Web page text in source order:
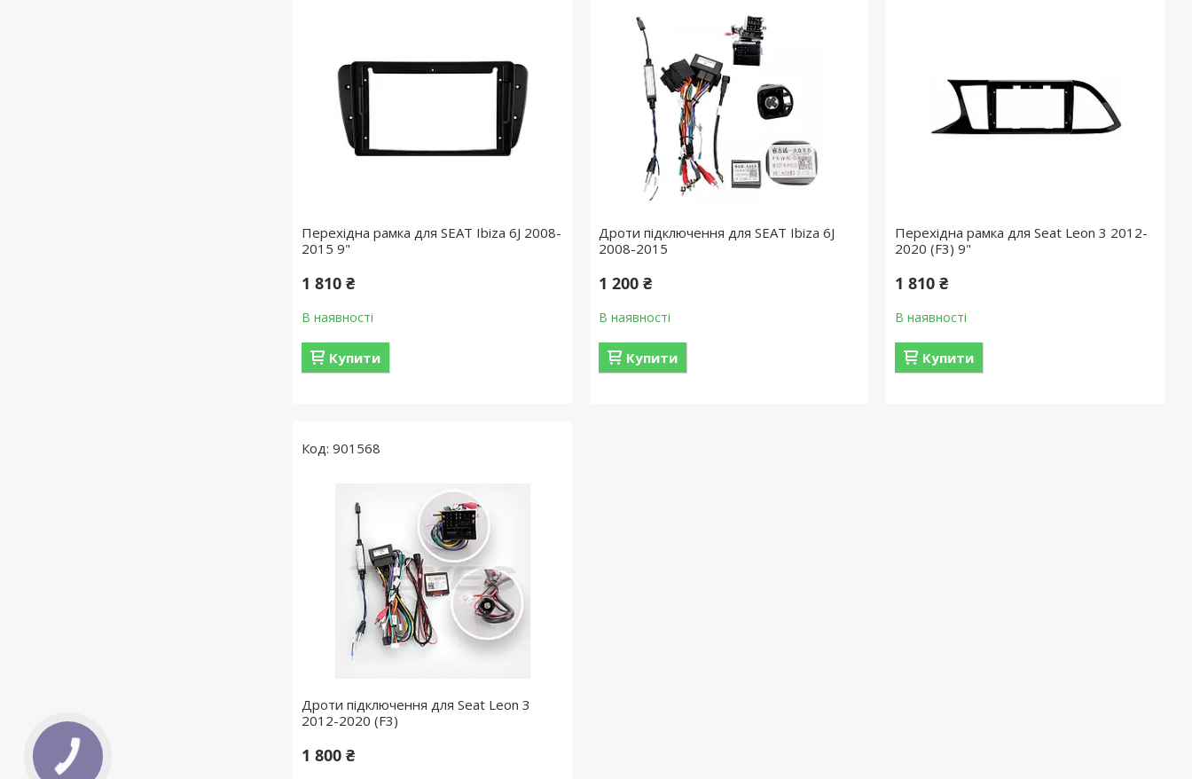
Перехідна рамка для SEAT Ibiza 6J 2008-
2015 9"
1 810 ₴
В наявності
Купити
Дроти підключення для SEAT Ibiza 6J
2008-2015
1 200 ₴
В наявності
Купити
Перехідна рамка для Seat Leon 3 2012-
2020 (F3) 9"
1 810 ₴
В наявності
Купити
901568
Дроти підключення для Seat Leon 3
2012-2020 (F3)
1 800 ₴